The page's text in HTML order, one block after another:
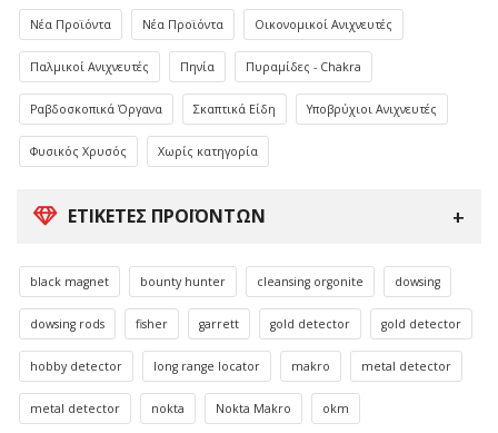
Νέα Προϊόντα Νέα Προϊόντα Οικονομικοί Ανιχνευτές
Παλμικοί Ανιχνευτές Πηνία Πυραμίδες - Chakra
Ραβδοσκοπικά Όργανα Σκαπτικά Είδη Υποβρύχιοι Ανιχνευτές
Φυσικός Χρυσός Χωρίς κατηγορία
ΕΤΙΚΈΤΕΣ ΠΡΟΪΌΝΤΩΝ
black magnet bounty hunter cleansing orgonite dowsing
dowsing rods fisher garrett gold detector gold detector
hobby detector long range locator makro metal detector
metal detector nokta Nokta Makro okm